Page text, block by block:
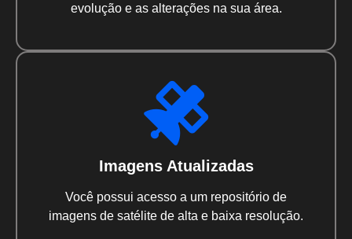
Imagens Atualizadas
Você possui acesso a um repositório de
imagens de satélite de alta e baixa resolução.
evolução e as alterações na sua área.